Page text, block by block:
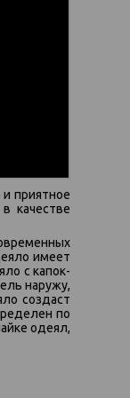
приятное
качестве
имеет
с капок-
наружу,
создаст
по
одеял,